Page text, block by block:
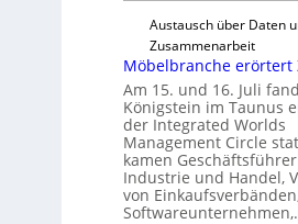
H
a
u
m
e
s
s
e
Austausch über Daten
Zusammenarbeit
Möbelbranche erörtert
Am 15. und 16. Juli
Königstein im Taunus
der Integrated Worlds
Management Circle
kamen
Industrie und Handel,
von